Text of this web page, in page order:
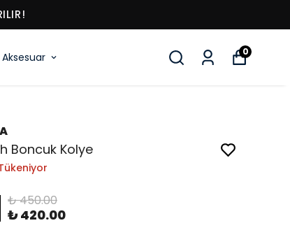
Aksesuar 0
Boncuk Kolye
₺ 450.00
₺ 420.00